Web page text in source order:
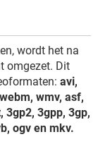
wordt het na
omgezet. Dit
avi,
wmv, asf,
3gp2, 3gpp, 3gp,
ogv en mkv.